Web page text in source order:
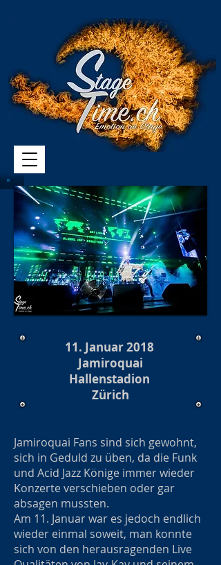
11. Januar 2018
Jamiroquai
Hallenstadion
Zürich
Jamiroquai Fans sind sich gewohnt,
sich in Geduld zu üben, da die Funk
und Acid Jazz Könige immer wieder
Konzerte verschieben oder gar
absagen mussten.
Am 11. Januar war es jedoch endlich
wieder einmal soweit, man konnte
sich von den herausragenden Live